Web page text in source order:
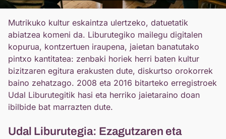
Mutrikuko kultur eskaintza ulertzeko, datuetatik
abiatzea komeni da. Liburutegiko mailegu digitalen
kopurua, kontzertuen iraupena, jaietan banatutako
pintxo kantitatea: zenbaki horiek herri baten kultur
bizitzaren egitura erakusten dute, diskurtso orokorrek
baino zehatzago. 2008 eta 2016 bitarteko erregistroek
Udal Liburutegitik hasi eta herriko jaietaraino doan
ibilbide bat marrazten dute.
Udal Liburutegia: Ezagutzaren eta